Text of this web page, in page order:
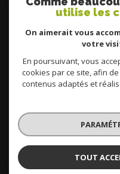
© 2026 | Tous droits
utilise les
On aimerait vous
votre
En poursuivant, vous
cookies par ce site, afin
contenus adaptés et
TOUT